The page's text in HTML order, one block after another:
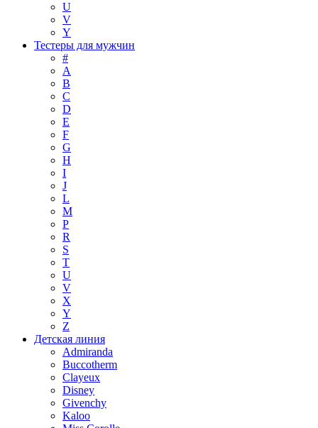
U
V
Y
Тестеры для мужчин
#
A
B
C
D
E
F
G
H
I
J
L
M
P
R
S
T
U
V
X
Y
Z
Детская линия
Admiranda
Buccotherm
Clayeux
Disney
Givenchy
Kaloo